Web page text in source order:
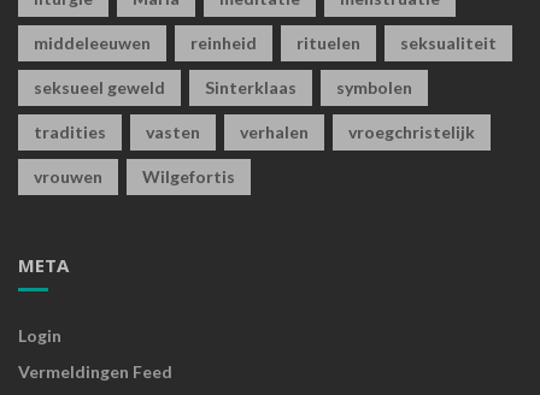
middeleeuwen reinheid rituelen seksualiteit
seksueel geweld Sinterklaas symbolen
tradities vasten verhalen vroegchristelijk
vrouwen Wilgefortis
META
Login
Vermeldingen Feed